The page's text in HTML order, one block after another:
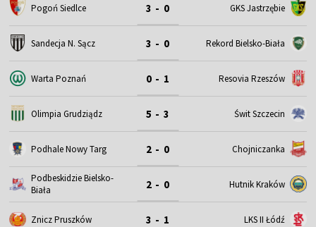
Pogoń Siedlce 3 - 0 GKS Jastrzębie
Sandecja N. Sącz 3 - 0 Rekord Bielsko-Biała
Warta Poznań 0 - 1 Resovia Rzeszów
Olimpia Grudziądz 5 - 3 Świt Szczecin
Podhale Nowy Targ 2 - 0 Chojniczanka
Podbeskidzie Bielsko-
Biała
2 - 0 Hutnik Kraków
Znicz Pruszków 3 - 1 LKS II Łódź